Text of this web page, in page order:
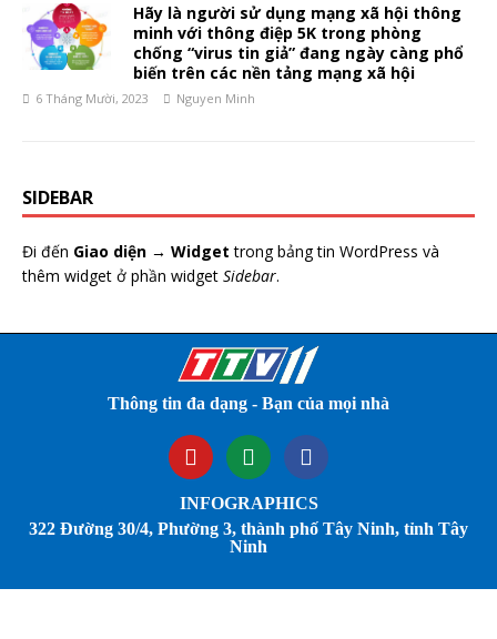
Hãy là người sử dụng mạng xã hội thông
minh với thông điệp 5K trong phòng
chống “virus tin giả” đang ngày càng phổ
biến trên các nền tảng mạng xã hội
6 Tháng Mười, 2023 Nguyen Minh
SIDEBAR
Đi đến Giao diện → Widget trong bảng tin WordPress và
thêm widget ở phần widget Sidebar.
Thông tin đa dạng - Bạn của mọi nhà
INFOGRAPHICS
322 Đường 30/4, Phường 3, thành phố Tây Ninh, tỉnh Tây
Ninh